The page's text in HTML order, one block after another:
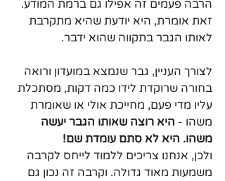
הרבה פעמים זה אפילו גם ברמת המודע.
זאת אומרת, היא יודעת שהיא מתקרבת
לאותו הגבר בתקווה שהוא ידבר.
לצורך העניין, גבר שנמצא במועדון ורואה
בחורה שרוקדת לידו כמה דקות, מסתכלת
עליו מדי פעם, מחייכת אולי או שאומרת
משהו - היא רוצה שאותו הגבר יעשה
משהו. היא לא סתם עומדת שם!
ולכן, אנחנו צריכים ללמוד לייחס לקרבה
משמעות מאוד גדולה. וקרבה זה נכון גם